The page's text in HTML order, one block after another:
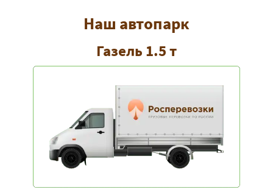
Наш автопарк
Газель 1.5 т